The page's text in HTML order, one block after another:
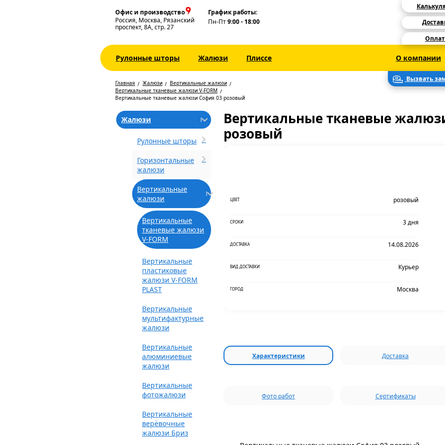
Офис и производство
Россия, Москва, Рязанский
проспект, 8А, стр. 27
График работы:
Пн-Пт9:00 - 18:00
Рулонные шторы Жалюзи Плиссе О компании
Вызвать
Главная Жалюзи
Вертикальные жалюзи
Вертикальные тканевые жалюзи V-FORM
Вертикальные тканевые жалюзи София 03 розовый
Жалюзи
Рулонные шторы
Горизонтальные
жалюзи
Вертикальные
жалюзи
Вертикальные
тканевые жалюзи
V-FORM
Вертикальные
пластиковые
жалюзи V-FORM
PLAST
Вертикальные
мультифактурные
жалюзи
Вертикальные
алюминиевые
жалюзи
Вертикальные
фотожалюзи
Вертикальные
верёвочные
жалюзи Бриз
Вертикальные тканевые
розовый
ЦВЕТ розовый
СРОКИ 3 дня
ДОСТАВКА 14.08.2026
ВИД ДОСТАВКИ Курьер
ГОРОД Москва
Характеристики Доставка
Фото работ Сертификаты